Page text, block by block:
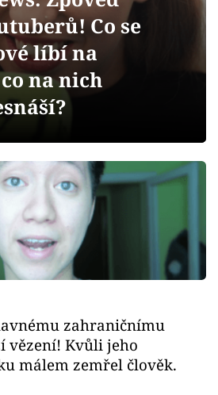
Co se
líbí na
na nich
zahraničnímu
vězení! Kvůli jeho
málem zemřel člověk.